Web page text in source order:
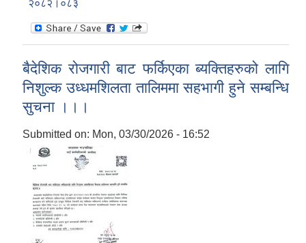
२०८२।०८३
बैदेशिक रोजगारी बाट फर्किएका ब्यक्तिहरुको लागि
निशुल्क उध्धमशिलता तालिममा सहभागी हुने सम्बन्धि
सुचना ।।।
Submitted on: Mon, 03/30/2026 - 16:52